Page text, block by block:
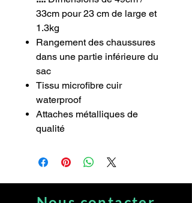
33cm pour 23 cm de large et
1.3kg
Rangement des chaussures
dans une partie inférieure du
sac
Tissu microfibre cuir
waterproof
Attaches métalliques de
qualité